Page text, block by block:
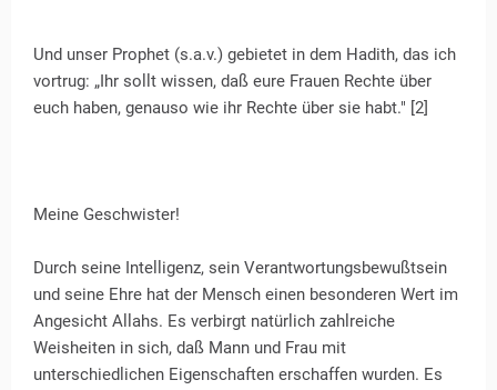
Und unser Prophet (s.a.v.) gebietet in dem Hadith, das ich
vortrug: „Ihr sollt wissen, daß eure Frauen Rechte über
euch haben, genauso wie ihr Rechte über sie habt." [2]
Meine Geschwister!
Durch seine Intelligenz, sein Verantwortungsbewußtsein
und seine Ehre hat der Mensch einen besonderen Wert im
Angesicht Allahs. Es verbirgt natürlich zahlreiche
Weisheiten in sich, daß Mann und Frau mit
unterschiedlichen Eigenschaften erschaffen wurden. Es